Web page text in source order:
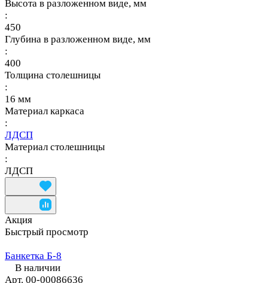
Высота в разложенном виде, мм
:
450
Глубина в разложенном виде, мм
:
400
Толщина столешницы
:
16 мм
Материал каркаса
:
ЛДСП
Материал столешницы
:
ЛДСП
Акция
Быстрый просмотр
Банкетка Б-8
В наличии
Арт. 00-00086636